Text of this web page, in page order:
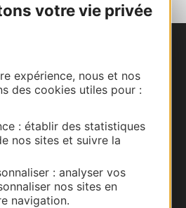
votre vie privée
expérience, nous et nos
des cookies utiles pour :
: établir des statistiques
nos sites et suivre la
: analyser vos
nos sites en
navigation.